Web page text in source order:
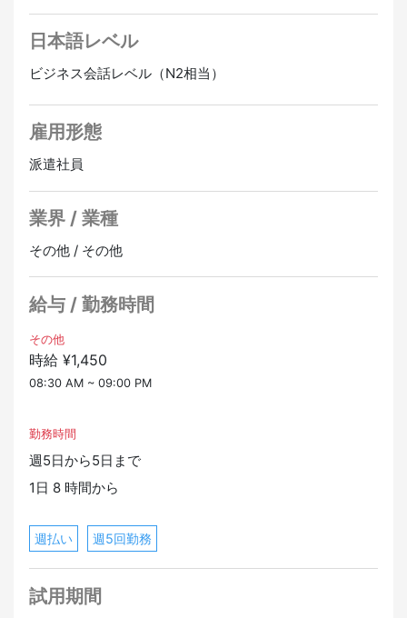
◇英語レベル：ビジネスレベル
◇その他：ExelやWord、メール等使った一般的なPC入
◇条件：時間単価1,450円（言語スキルにより多少変動有
【スケジュール】
当社担当者と面談（在留カードの確認含む）→スキルシ
ート作成し、クライアントへ推薦→会社訪問（言語チェ
ック）→就業開始
◇事務所移転予定：現在は新橋駅からゆりかもめ線で７
を目途に「初台」駅付近に事務所を移動する予定です。
※いずれも交通費は全額支給ですのでご安心ください。
【その他言語】
い。
【研修について】
手厚い研修があります。
初期段階は研修メインで、少しずつお客様対応を増やし
【就業先について】
訪日・在住外国人の日常生活に関するあらゆる内容につ
いて18言語で通訳・翻訳のサポートをしている会社で
す。
なる日本語力を高めませんか。
正社員登用あり
日本語レベル
ビジネス会話レベル（N2相当）
雇用形態
派遣社員
業界 / 業種
その他 / その他
給与 / 勤務時間
その他
時給 ¥1,450
08:30 AM ~ 09:00 PM
勤務時間
週5日から5日まで
1日 8 時間から
週払い 週5回勤務
試用期間